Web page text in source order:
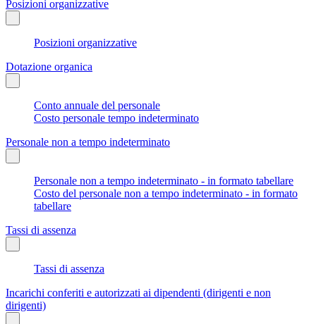
Posizioni organizzative
Posizioni organizzative
Dotazione organica
Conto annuale del personale
Costo personale tempo indeterminato
Personale non a tempo indeterminato
Personale non a tempo indeterminato - in formato tabellare
Costo del personale non a tempo indeterminato - in formato
tabellare
Tassi di assenza
Tassi di assenza
Incarichi conferiti e autorizzati ai dipendenti (dirigenti e non
dirigenti)